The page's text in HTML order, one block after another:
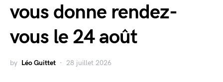
vous donne rendez-
vous le 24 août
by Léo Guittet 28 juillet 2026